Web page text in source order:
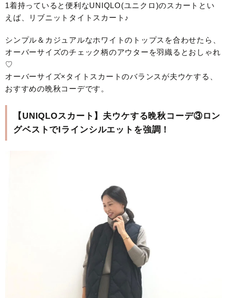
1着持っていると便利なUNIQLO(ユニクロ)のスカートとい
えば、リブニットタイトスカート♪
シンプル＆カジュアルなホワイトのトップスを合わせたら、
オーバーサイズのチェック柄のアウターを羽織るとおしゃれ
♡
オーバーサイズ×タイトスカートのバランスが夫ウケする、
おすすめの晩秋コーデです。
【UNIQLOスカート】夫ウケする晩秋コーデ③ロン
グベストでIラインシルエットを強調！